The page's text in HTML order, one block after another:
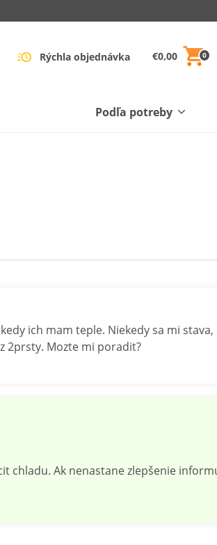
Rýchla objednávka €0,00 0
Podľa potreby
ich mam teple. Niekedy sa mi stava,
2prsty. Mozte mi poradit?
chladu. Ak nenastane zlepšenie